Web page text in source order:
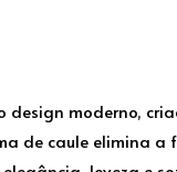
design moderno,
de caule elimina